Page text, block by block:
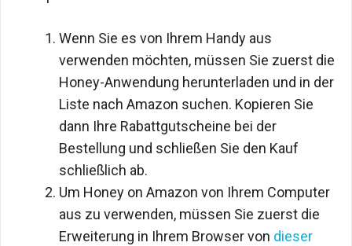
Wenn Sie es von Ihrem Handy aus
verwenden möchten, müssen Sie zuerst die
Honey-Anwendung herunterladen und in der
Liste nach Amazon suchen. Kopieren Sie
dann Ihre Rabattgutscheine bei der
Bestellung und schließen Sie den Kauf
schließlich ab.
Um Honey on Amazon von Ihrem Computer
aus zu verwenden, müssen Sie zuerst die
Erweiterung in Ihrem Browser von dieser